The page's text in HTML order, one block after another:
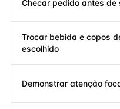
Checar pedido antes de
Trocar bebida e copos
escolhido
Demonstrar atenção